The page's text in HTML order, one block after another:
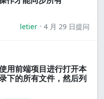
letier 4 月 29 日提问
用前端项目进行打开本
下的所有文件，然后列